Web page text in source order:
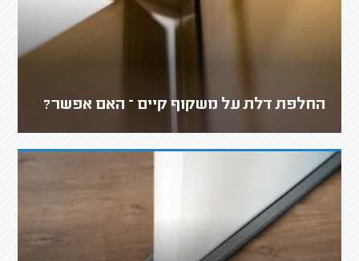
החלפת דלת על משקוף קיים – האם אפשר?